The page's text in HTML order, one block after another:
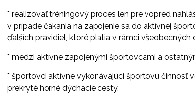
* realizovať tréningový proces len pre vopred
v prípade čakania na zapojenie sa do aktívnej
ďalších pravidiel, ktoré platia v rámci všeobecných
* medzi aktívne zapojenými športovcami a
* športovci aktívne vykonávajúci športovú činnosť
prekryté horné dýchacie cesty,